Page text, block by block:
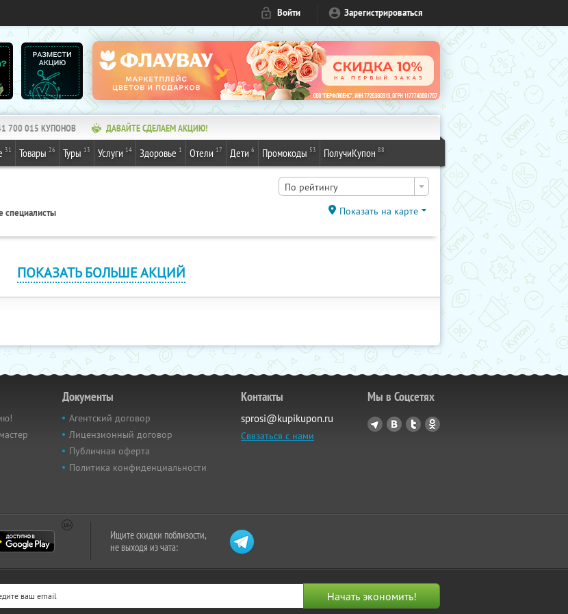
Войти Зарегистрироваться
700 015 КУПОНОВ ДАВАЙТЕ СДЕЛАЕМ АКЦИЮ!
31 Товары 26 Туры 13 Услуги 14 Здоровье 1 Отели 17 Дети 6 Промокоды 53 ПолучиКупон 88
По рейтингу
специалисты Показать на карте
ПОКАЗАТЬ БОЛЬШЕ АКЦИЙ
Документы
Агентский договор
Лицензионный договор
Публичная оферта
Политика конфиденциальности
Контакты
sprosi@kupikupon.ru
Связаться с нами
Мы в Соцсетях
Ищите скидки поблизости,
не выходя из чата: